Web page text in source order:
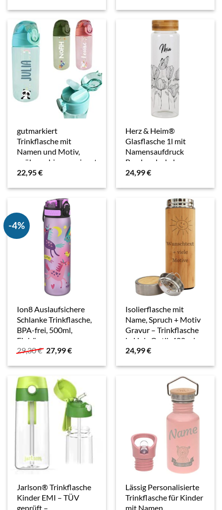
BPA-frei für Reise,
Schule und…
gutmarkiert
Trinkflasche mit
Namen und Motiv,
spülmaschinengeeignet
und BPA-frei.
22,95€
Herz & Heim®
Glasflasche 1l mit
Namensaufdruck
Bambusdeckel
Verschluss Blumen und
24,99€
-4%
Ion8 Auslaufsichere
Schlanke Trinkflasche,
BPA-frei, 500ml,
Einhörner,
i8500FPPUNIC
29,30€ Ursprünglicher
war:
27,99€Aktueller
ist:
Isolierflasche mit
Name, Spruch + Motiv
Gravur – Trinkflasche
in Holz Optik 400 ml,
Thermosflasche für
24,99€
Jarlson® Trinkflasche
Kinder EMI – TÜV
geprüft –
Lässig Personalisierte
Trinkflasche für Kinder
mit Namen,